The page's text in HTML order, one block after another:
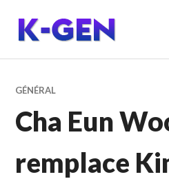
contenu
principal
K-GEN
GÉNÉRAL
Cha Eun
remplace